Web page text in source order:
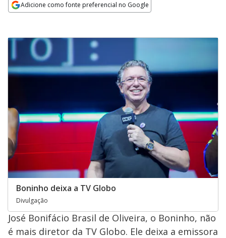
Adicione como fonte preferencial no Google
Boninho deixa a TV Globo
Divulgação
José Bonifácio Brasil de Oliveira, o Boninho, não
é mais diretor da TV Globo. Ele deixa a emissora